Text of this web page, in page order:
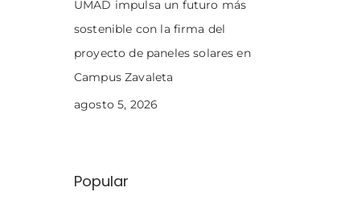
UMAD impulsa un futuro más
sostenible con la firma del
proyecto de paneles solares en
Campus Zavaleta
agosto 5, 2026
Popular